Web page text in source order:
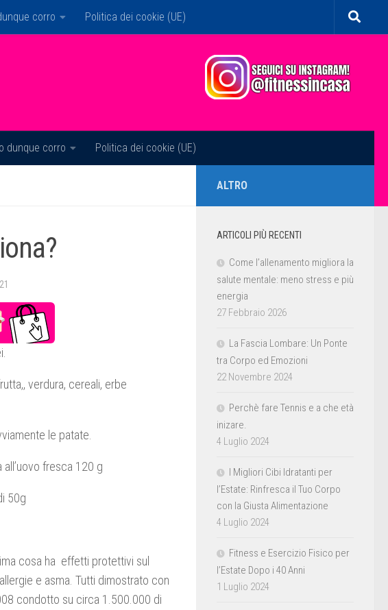
corro Politica dei cookie (UE)
dunque corro Politica dei cookie (UE)
verdura, cereali, erbe
le patate.
fresca 120 g
50g
cosa ha effetti protettivi sul
e asma. Tutti dimostrato con
condotto su circa 1.500.000 di
ALTRO
ARTICOLI PIÙ RECENTI
Come l’allenamento migliora la
salute mentale: meno stress e più
energia
27 Febbraio 2026
La Fascia Lombare: Un Ponte
tra Corpo ed Emozioni
22 Novembre 2024
Perchè fare Tennis e a che età
inizare.
4 Luglio 2024
I Migliori Cibi Idratanti per
l’Estate: Rinfresca il Tuo Corpo
con la Giusta Alimentazione
4 Luglio 2024
Fitness e Esercizio Fisico per
l’Estate Dopo i 40 Anni
1 Luglio 2024